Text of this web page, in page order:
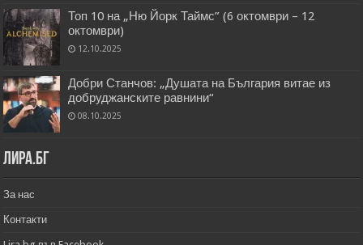
Топ 10 на „Ню Йорк Таймс” (6 октомври – 12
октомври)
12.10.2025
Добри Станчов: „Душата на България витае из
добруджанските равнини“
08.10.2025
Лира.бг
За нас
Контакти